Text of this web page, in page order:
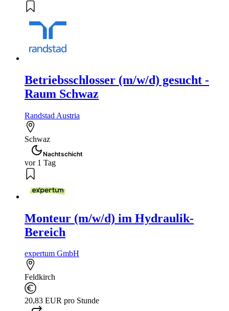
Betriebsschlosser (m/w/d) gesucht -
Raum Schwaz
Randstad Austria
Schwaz
Nachtschicht
vor 1 Tag
Monteur (m/w/d) im Hydraulik-
Bereich
expertum GmbH
Feldkirch
20,83 EUR pro Stunde